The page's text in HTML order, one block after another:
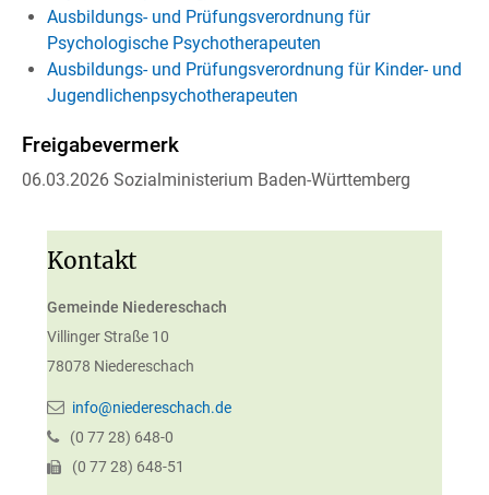
Ausbildungs- und Prüfungsverordnung für
Psychologische Psychotherapeuten
Ausbildungs- und Prüfungsverordnung für Kinder- und
Jugendlichenpsychotherapeuten
Freigabevermerk
06.03.2026 Sozialministerium Baden-Württemberg
Kontakt
Gemeinde Niedereschach
Villinger Straße 10
78078 Niedereschach
info@niedereschach.de
(0 7728) 648-0
(0 7728) 648-51